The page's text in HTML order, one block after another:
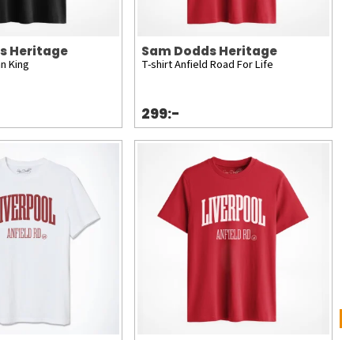
Heritage
King
Sam Dodds Heritage
T-shirt Anfield Road For Life
299:-